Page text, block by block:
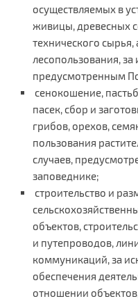
осуществляемых в
живицы, древесных
технического
лесопользования,
предусмотренным
сенокошение,
пасек, сбор и
грибов, орехов,
пользования
случаев,
заповеднике;
строительство и
объектов,
и путепроводов,
коммуникаций, за
обеспечения
отношении